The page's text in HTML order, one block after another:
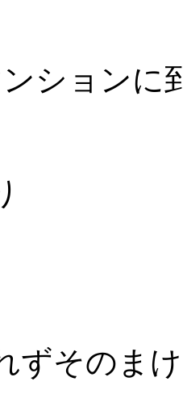
ションに
ずそのま